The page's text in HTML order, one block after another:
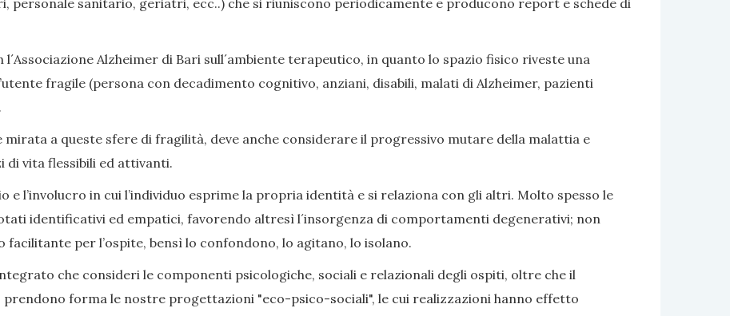
personale sanitario, geriatri, ecc..) che si riuniscono periodicamente e producono report e schede di
Alzheimer di Bari sull´ambiente terapeutico, in quanto lo spazio fisico riveste una
fragile (persona con decadimento cognitivo, anziani, disabili, malati di Alzheimer, pazienti
a queste sfere di fragilità, deve anche considerare il progressivo mutare della malattia e
di vita flessibili ed attivanti.
e l’involucro in cui l’individuo esprime la propria identità e si relaziona con gli altri. Molto spesso le
identificativi ed empatici, favorendo altresì l´insorgenza di comportamenti degenerativi; non
per l’ospite, bensì lo confondono, lo agitano, lo isolano.
che consideri le componenti psicologiche, sociali e relazionali degli ospiti, oltre che il
forma le nostre progettazioni "eco-psico-sociali", le cui realizzazioni hanno effetto